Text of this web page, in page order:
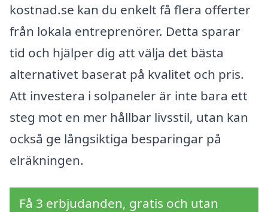
kostnad.se kan du enkelt få flera offerter
från lokala entreprenörer. Detta sparar
tid och hjälper dig att välja det bästa
alternativet baserat på kvalitet och pris.
Att investera i solpaneler är inte bara ett
steg mot en mer hållbar livsstil, utan kan
också ge långsiktiga besparingar på
elräkningen.
Få 3 erbjudanden, gratis och utan